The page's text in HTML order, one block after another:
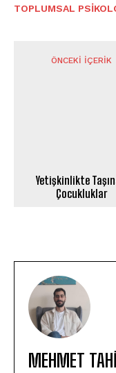
TOPLUMSAL
ÖNCEKI İÇERIK
Yetişkinlikte
Çocukluklar
MEHMET